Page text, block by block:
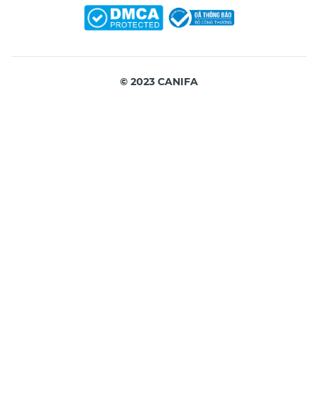
© 2023 CANIFA